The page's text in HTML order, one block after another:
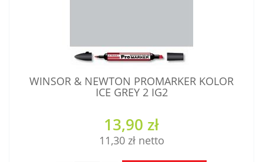
WINSOR & NEWTON PROMARKER KOLOR
ICE GREY 2 IG2
13,90 zł
11,30 zł